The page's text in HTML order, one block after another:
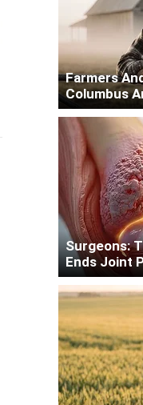
Farmers
Columbus
Surgeons:
Ends Joint